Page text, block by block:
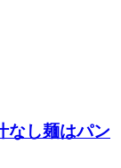
なし麺はパン